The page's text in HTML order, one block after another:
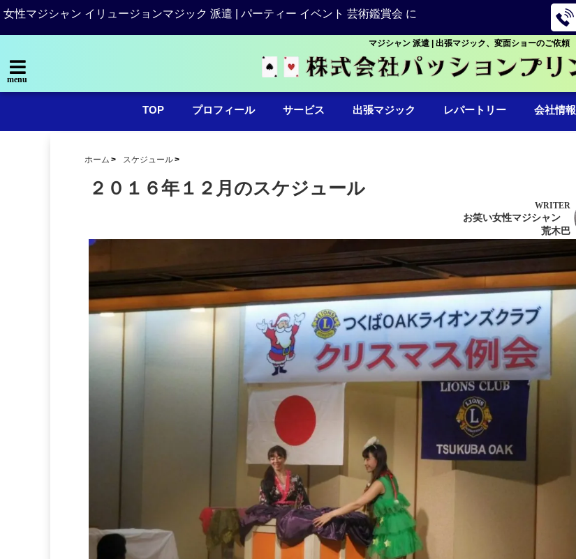
女性マジシャン イリュージョンマジック 派遣 | パーティー イベント 芸術鑑賞会 に
マジシャン 派遣 | 出張マジック、変面ショーのご依頼
menu
TOP プロフィール サービス 出張マジック レパートリー 会社情報
ホーム スケジュール
２０１６年１２月のスケジュール
WRITER
お笑い女性マジシャン
荒木巴